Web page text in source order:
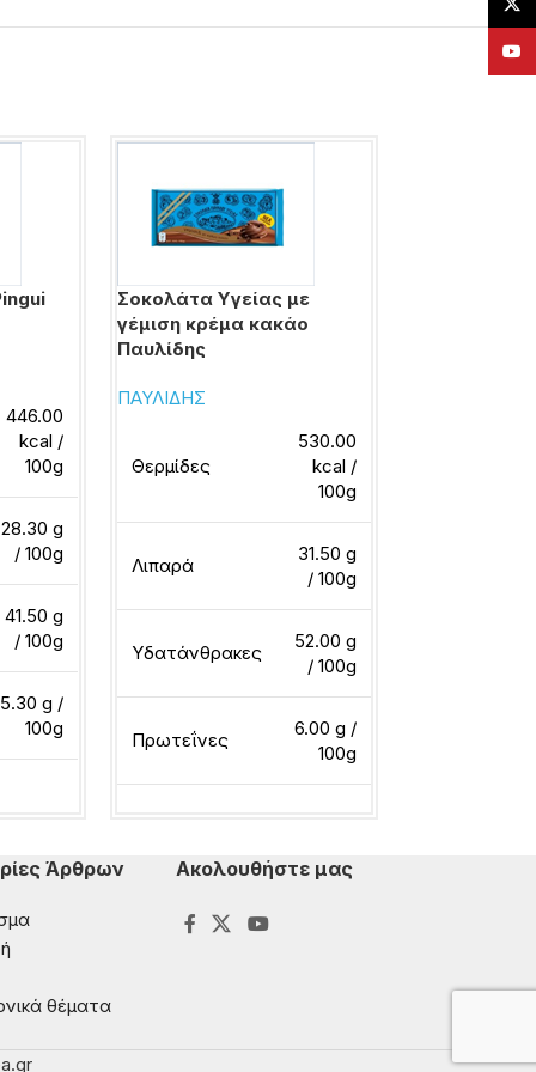
446.00
kcal /
100g
28.30 g
/ 100g
41.50 g
/ 100g
5.30 g /
100g
Σοκολάτα Υγείας με
γέμιση κρέμα κακάο
Παυλίδης
ΠΑΥΛΙΔΗΣ
Θερμίδες
530.00
kcal /
100g
Λιπαρά
31.50 g
/ 100g
Υδατάνθρακες
52.00 g
/ 100g
Πρωτεΐνες
6.00 g /
100g
Άρθρων
θέματα
Ακολουθήστε μας